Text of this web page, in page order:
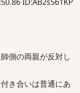
側の両親が反対し
き合いは普通にあ